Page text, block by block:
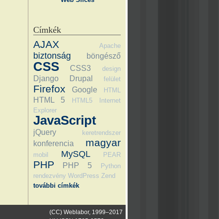
Címkék
AJAX Apache
biztonság böngésző
CSS CSS3 design
Django Drupal felület
Firefox Google HTML
HTML 5 HTML5
Internet
Explorer
JavaScript
jQuery keretrendszer
konferencia magyar
mobil MySQL PEAR
PHP PHP 5
Python
rendezvény WordPress Zend
további címkék
(CC) Weblabor, 1999–2017